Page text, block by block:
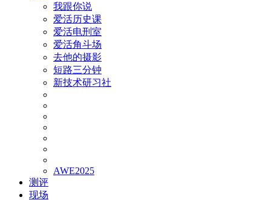
我跟你说
爱活历史课
爱活电刑室
爱活角斗场
去他的摄影
短路三分钟
新技术研习社
AWE2025
测评
现场